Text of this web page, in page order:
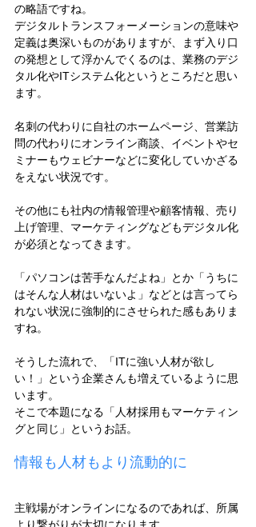
の略語ですね。
デジタルトランスフォーメーションの意味や
定義は奥深いものがありますが、まず入り口
の発想として浮かんでくるのは、業務のデジ
タル化やITシステム化というところだと思い
ます。
名刺の代わりに自社のホームページ、営業訪
問の代わりにオンライン商談、イベントやセ
ミナーもウェビナーなどに変化していかざる
をえない状況です。
その他にも社内の情報管理や顧客情報、売り
上げ管理、マーケティングなどもデジタル化
が必須となってきます。
「パソコンは苦手なんだよね」とか「うちに
はそんな人材はいないよ」などとは言ってら
れない状況に強制的にさせられた感もありま
すね。
そうした流れで、「ITに強い人材が欲し
い！」という企業さんも増えているように思
います。
そこで本題になる「人材採用もマーケティン
グと同じ」というお話。
情報も人材もより流動的に
主戦場がオンラインになるのであれば、所属